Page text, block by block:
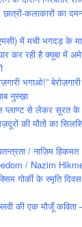
छात्रों-कलाकारों का
में मची भगदड़ के
कर रही है क्यूबा में
भगाओ!”
नुस्ख़ा
प्लाण्ट से लेकर सूरत के
की मौतों का
/ नाज़िम
/ Nazim
गोर्की के स्मृति
की एक मौजूँ कविता